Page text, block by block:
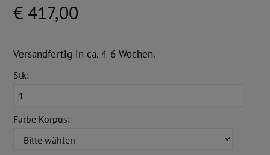
€ 417,00
Versandfertig in ca. 4-6 Wochen.
Stk:
Farbe Korpus: